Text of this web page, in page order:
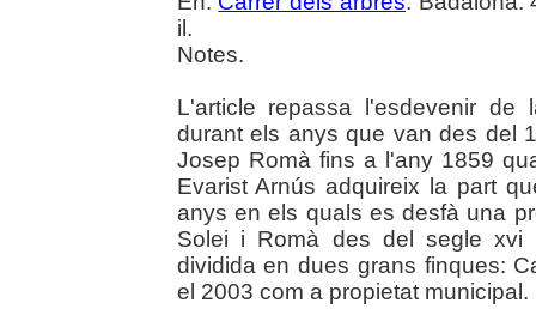
il.
Notes.
L'article repassa l'esdevenir
durant els anys que van des del
Josep Romà fins a l'any 1859
Evarist Arnús adquireix la part
anys en els quals es desfà una
Solei i Romà des del segle
dividida en dues grans finques:
el 2003 com a propietat municipal.